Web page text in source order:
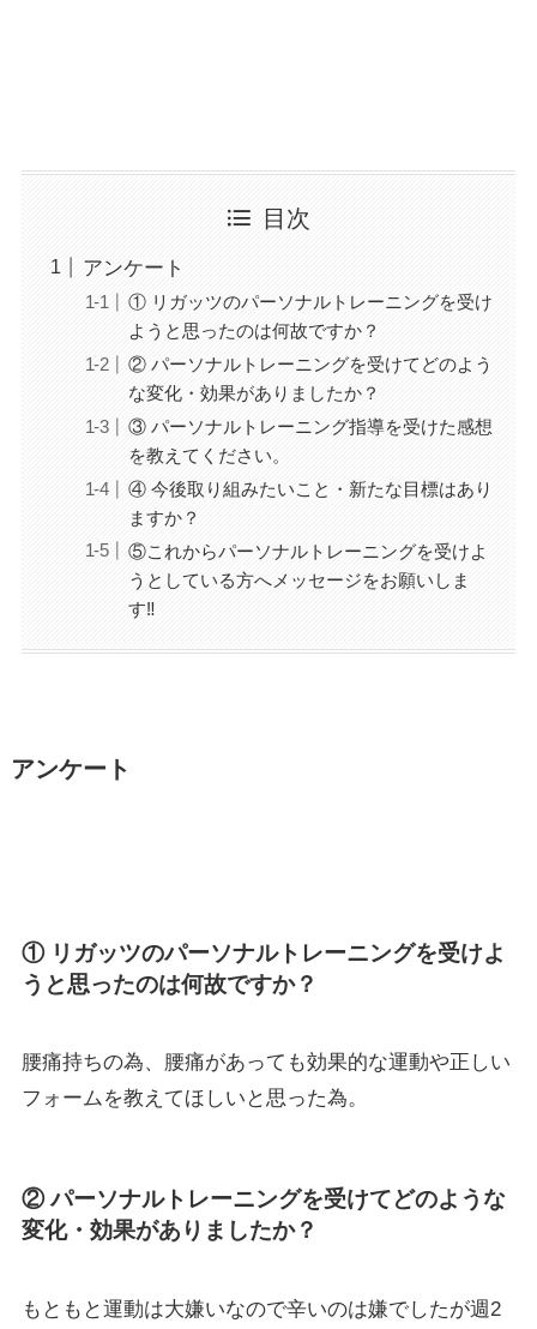
目次
アンケート
① リガッツのパーソナルトレーニングを受け
ようと思ったのは何故ですか？
② パーソナルトレーニングを受けてどのよう
な変化・効果がありましたか？
③ パーソナルトレーニング指導を受けた感想
を教えてください。
④ 今後取り組みたいこと・新たな目標はあり
ますか？
⑤これからパーソナルトレーニングを受けよ
うとしている方へメッセージをお願いしま
す‼
アンケート
① リガッツのパーソナルトレーニングを受けよ
うと思ったのは何故ですか？
腰痛持ちの為、腰痛があっても効果的な運動や正しい
フォームを教えてほしいと思った為。
② パーソナルトレーニングを受けてどのような
変化・効果がありましたか？
もともと運動は大嫌いなので辛いのは嫌でしたが週2